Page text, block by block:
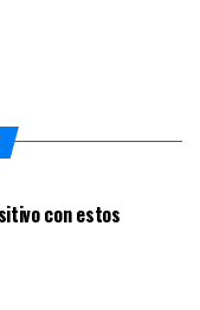
con estos